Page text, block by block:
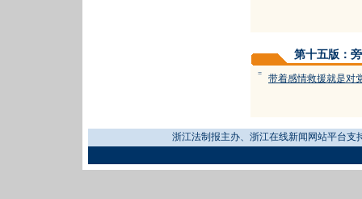
第十五版：
= 带着感情救援就是对
浙江法制报主办、浙江在线新闻网站平台